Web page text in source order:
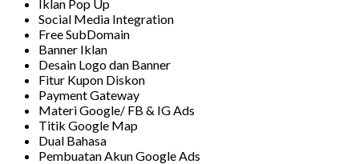
Iklan Pop Up
Social Media Integration
Free SubDomain
Banner Iklan
Desain Logo dan Banner
Fitur Kupon Diskon
Payment Gateway
Materi Google/ FB & IG Ads
Titik Google Map
Dual Bahasa
Pembuatan Akun Google Ads